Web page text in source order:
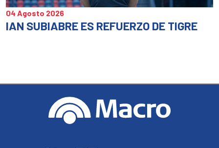
04 Agosto 2026
IAN SUBIABRE ES REFUERZO DE TIGRE